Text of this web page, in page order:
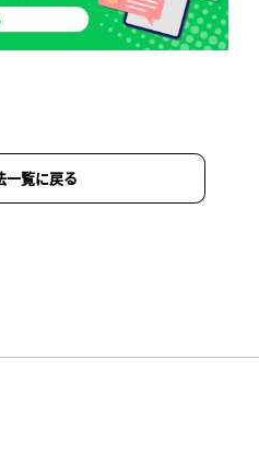
一覧に戻る